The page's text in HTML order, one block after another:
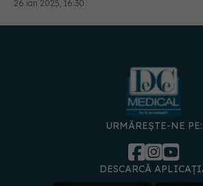
URMĂREȘTE-NE PE:
DESCARCĂ APLICAȚIA